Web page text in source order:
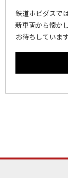
鉄道ホビダスで
新車両から懐か
お待ちしていま